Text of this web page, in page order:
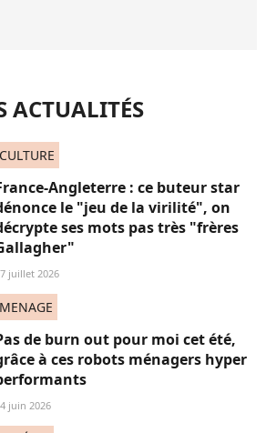
ACTUALITÉS
CULTURE
Angleterre : ce buteur star
le "jeu de la virilité", on
ses mots pas très "frères
juillet 2026
MENAGE
de burn out pour moi cet été,
à ces robots ménagers hyper
juin 2026